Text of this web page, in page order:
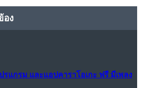
อง
รแกรม และแอปคาราโอเกะ ฟรี มีเพลง